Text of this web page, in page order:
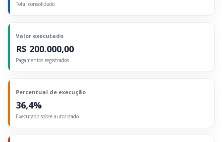
Total consolidado
Valor executado
R$ 200.000,00
Pagamentos registrados
Percentual de execução
36,4%
Executado sobre autorizado